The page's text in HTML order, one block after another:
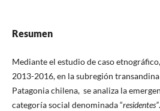
Resumen
Mediante el estudio de caso
2013-2016, en la subregión
Patagonia chilena, se analiza la
categoría social denominada “residentes”